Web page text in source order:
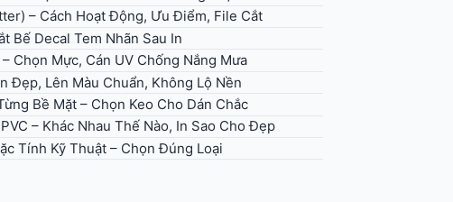
– Cách Hoạt Động, Ưu Điểm, File Cắt
Bế Decal Tem Nhãn Sau In
Chọn Mực, Cán UV Chống Nắng Mưa
Đẹp, Lên Màu Chuẩn, Không Lộ Nền
Bề Mặt – Chọn Keo Cho Dán Chắc
– Khác Nhau Thế Nào, In Sao Cho Đẹp
Tính Kỹ Thuật – Chọn Đúng Loại